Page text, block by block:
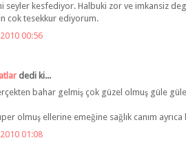
seyler kesfediyor. Halbuki zor ve imkansiz
cok tesekkur ediyorum.
00:56
dedi ki...
bahar gelmiş çok güzel olmuş güle
olmuş ellerine emeğine sağlık canım
01:08